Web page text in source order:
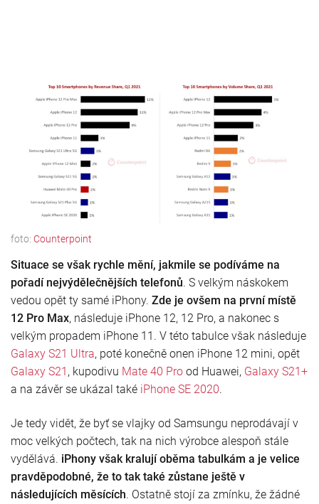
foto: Counterpoint
Situace se však rychle mění, jakmile se podíváme na
pořadí nejvýdělečnějších telefonů. S velkým náskokem
vedou opět ty samé iPhony. Zde je ovšem na první místě
12 Pro Max, následuje iPhone 12, 12 Pro, a nakonec s
velkým propadem iPhone 11. V této tabulce však následuje
Galaxy S21 Ultra, poté konečně onen iPhone 12 mini, opět
Galaxy S21 , kupodivu Mate 40 Pro od Huawei, Galaxy S21+
a na závěr se ukázal také iPhone SE 2020.
Je tedy vidět, že byť se vlajky od Samsungu neprodávají v
moc velkých počtech, tak na nich výrobce alespoň stále
vydělává. iPhony však kralují oběma tabulkám a je velice
pravděpodobné, že to tak také zůstane ještě v
následujících měsících. Ostatně stojí za zmínku, že žádné